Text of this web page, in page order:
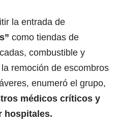
la entrada de
como tiendas de
combustible y
remoción de escombros
enumeró el grupo,
médicos críticos y
hospitales.